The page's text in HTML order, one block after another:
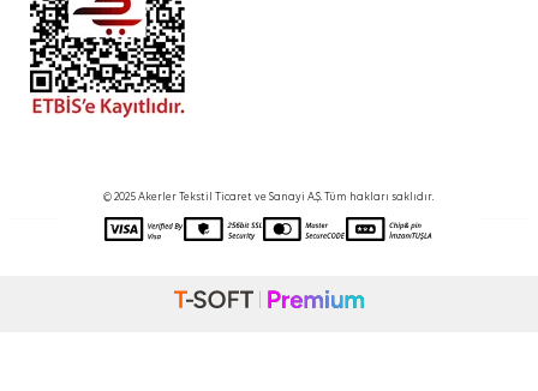
© 2025 Akerler Tekstil Ticaret ve Sanayi A.Ş. Tüm hakları saklıdır.